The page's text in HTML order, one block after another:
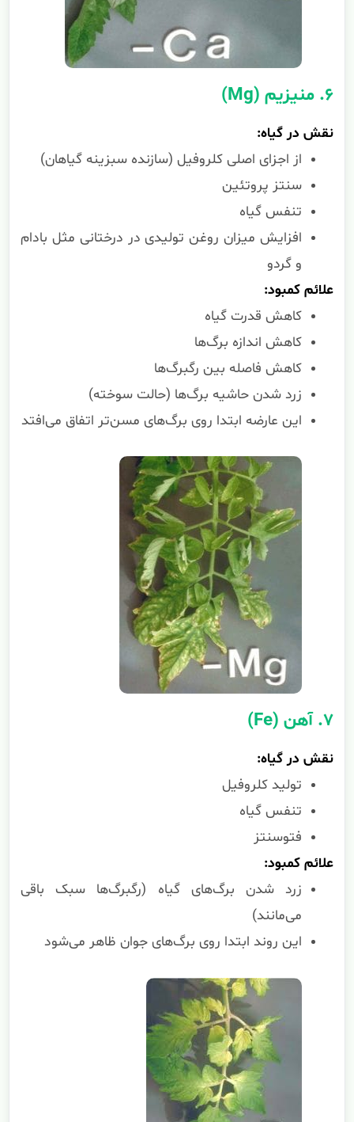
۶. منیزیم (Mg)
نقش در گیاه:
از اجزای اصلی کلروفیل (سازنده سبزینه گیاهان)
سنتز پروتئین
تنفس گیاه
افزایش میزان روغن تولیدی در درختانی مثل بادام
و گردو
علائم کمبود:
کاهش قدرت گیاه
کاهش اندازه برگ‌ها
کاهش فاصله بین رگبرگ‌ها
زرد شدن حاشیه برگ‌ها (حالت سوخته)
این عارضه ابتدا روی برگ‌های مسن‌تر اتفاق می‌افتد
۷. آهن (Fe)
نقش در گیاه:
تولید کلروفیل
تنفس گیاه
فتوسنتز
علائم کمبود:
زرد شدن برگ‌های گیاه (رگبرگ‌ها سبک باقی
می‌مانند)
این روند ابتدا روی برگ‌های جوان ظاهر می‌شود